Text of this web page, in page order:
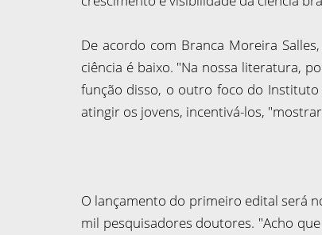
De acordo com Branca Moreira
ciência é baixo. "Na nossa literatura,
função disso, o outro foco do
atingir os jovens, incentivá-los,
O lançamento do primeiro edital será
mil pesquisadores doutores. "Acho